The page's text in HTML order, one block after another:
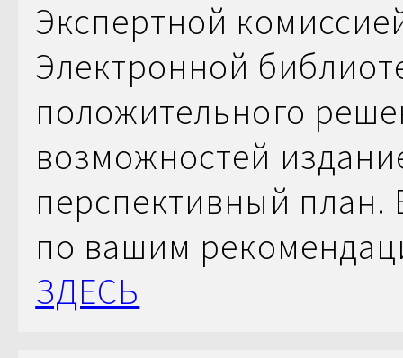
Экспертной
Электронной
положительного
возможностей
перспективный
по вашим
ЗДЕСЬ